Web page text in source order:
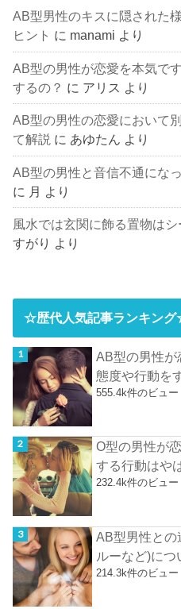
AB型男性のキスに隠された
ヒント に manami より
AB型の男性が恋愛を本気で
するの？ に アリス より
AB型の男性の恋愛において
て解説 に あゆたん より
AB型の男性と音信不通にな
に 月 より
風水では玄関に飾る置物はシ
すがり より
☆歴代人気記事ランキン
AB型の男性が
態度や行動を
555.4k件のビュー
O型の男性が
する行動はや
232.4k件のビュー
AB型男性との
ルーなど)につ
214.3k件のビュー